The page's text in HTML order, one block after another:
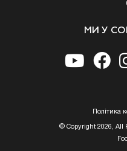
МИ У
Полiтика
© Copyright 2026, All